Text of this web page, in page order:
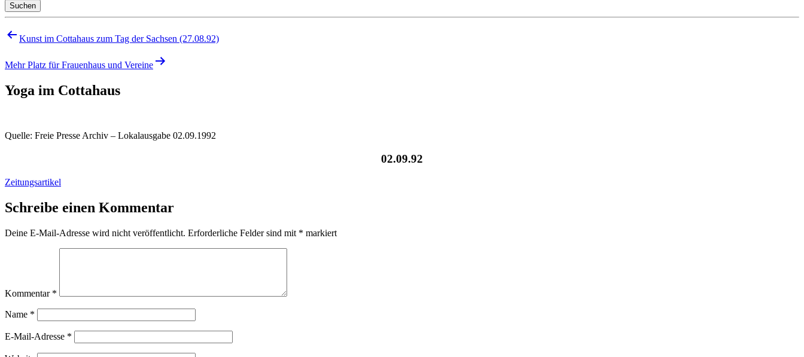
Suchen
Beitragsnavigation
Kunst im Cottahaus zum Tag der Sachsen (27.08.92)
Mehr Platz für Frauenhaus und Vereine
Yoga im Cottahaus
Quelle: Freie Presse Archiv – Lokalausgabe 02.09.1992
02.09.92
Zeitungsartikel
Schreibe einen Kommentar
Deine E-Mail-Adresse wird nicht veröffentlicht. Erforderliche Felder sind mit * markiert
Kommentar *
Name *
E-Mail-Adresse *